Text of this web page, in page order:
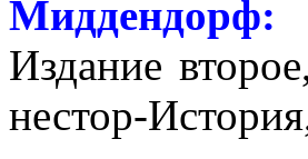
Издание
нестор-